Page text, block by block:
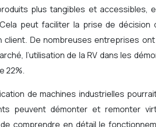
plus tangibles et accessibles,
peut faciliter la prise de
client. De nombreuses entreprises
l’utilisation de la RV dans les
22%.
de machines industrielles
peuvent démonter et remonter
comprendre en détail le